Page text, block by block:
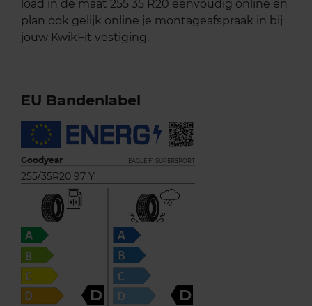
load in de maat 255 35 R20 eenvoudig online en
plan ook gelijk online je montageafspraak in bij
jouw KwikFit vestiging.
EU Bandenlabel
Goodyear EAGLE F1 SUPERSPORT
255/35R20 97 Y
D D